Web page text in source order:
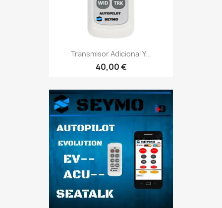
Transmisor Adicional Y...
40,00 €